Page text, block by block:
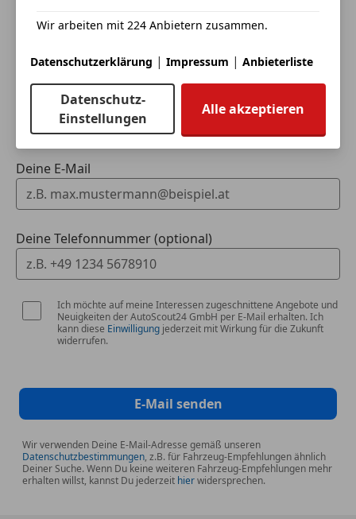
3 ähnliche Fahrzeuge gefunden
Fahrzeuge mich zu kontaktieren.
Dein Name
Deine E-Mail
Deine Telefonnummer (optional)
Ich möchte auf meine Interessen zugeschnittene Angebote und
Neuigkeiten der AutoScout24 GmbH per E-Mail erhalten. Ich
kann diese Einwilligung jederzeit mit Wirkung für die Zukunft
widerrufen.
E-Mail senden
Wir verwenden Deine E-Mail-Adresse gemäß unseren
Datenschutzbestimmungen, z.B. für Fahrzeug-Empfehlungen ähnlich
Deiner Suche. Wenn Du keine weiteren Fahrzeug-Empfehlungen mehr
erhalten willst, kannst Du jederzeit hierwidersprechen.
Wir arbeiten mit 224 Anbietern zusammen.
Datenschutzerklärung | Impressum | Anbieterliste
Datenschutz-
Einstellungen
Alle akzeptieren